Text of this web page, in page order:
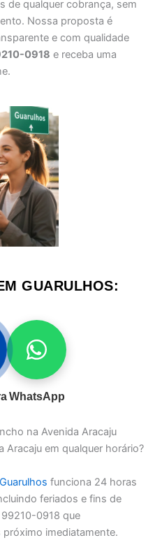
de qualquer cobrança, sem
Nossa proposta é
e com qualidade
0918 e receba uma
GUARULHOS:
WhatsApp
na Avenida Aracaju
Aracaju em qualquer horário?
funciona 24 horas
feriados e fins de
99210-0918 que
imediatamente.